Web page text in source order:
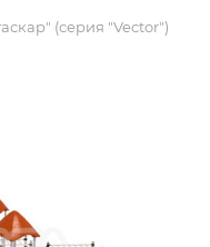
(серия "Vector")